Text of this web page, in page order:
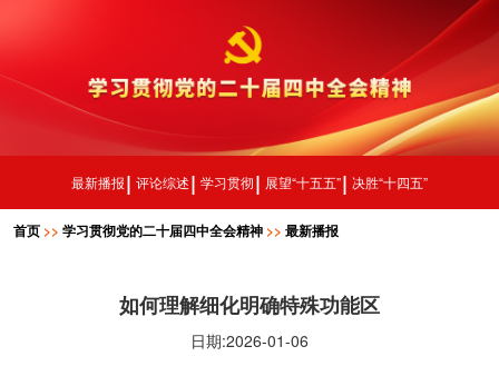
最新播报 评论综述 学习贯彻 展望“十五五” 决胜“十四五”
首页 >> 学习贯彻党的二十届四中全会精神 >> 最新播报
如何理解细化明确特殊功能区
日期:2026-01-06